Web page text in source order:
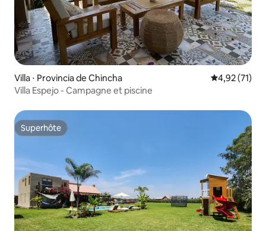
Villa ⋅ Provincia de Chincha Évaluation
4,92 (71)
Villa Espejo - Campagne et piscine
Superhôte
Superhôte